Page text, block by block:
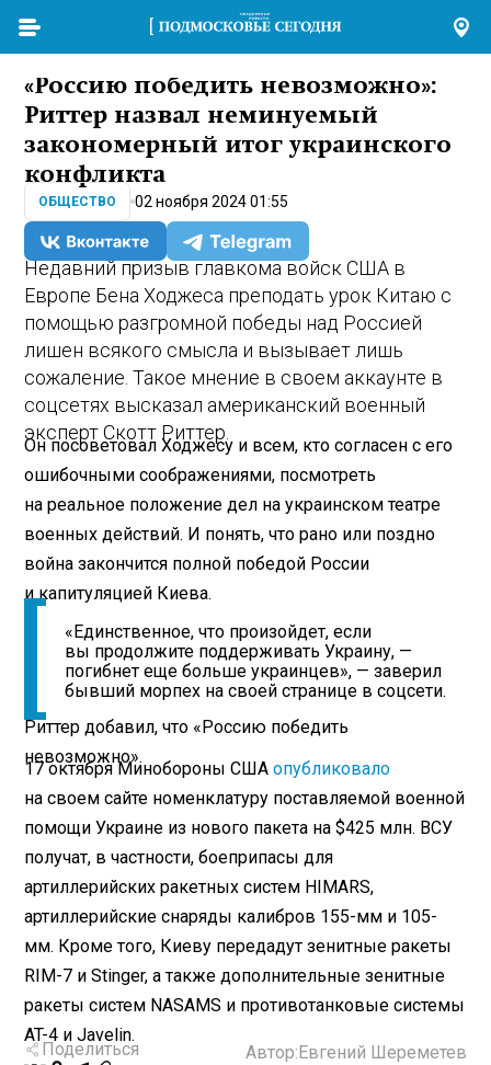
«Россию победить невозможно»:
Риттер назвал неминуемый
закономерный итог украинского
конфликта
ОБЩЕСТВО 02 ноября 2024 01:55
Недавний призыв главкома войск США в
Европе Бена Ходжеса преподать урок Китаю с
помощью разгромной победы над Россией
лишен всякого смысла и вызывает лишь
сожаление. Такое мнение в своем аккаунте в
соцсетях высказал американский военный
эксперт Скотт Риттер.
Он посоветовал Ходжесу и всем, кто согласен с его
ошибочными соображениями, посмотреть
на реальное положение дел на украинском театре
военных действий. И понять, что рано или поздно
война закончится полной победой России
и капитуляцией Киева.
«Единственное, что произойдет, если
вы продолжите поддерживать Украину, —
погибнет еще больше украинцев», — заверил
бывший морпех на своей странице в соцсети.
Риттер добавил, что «Россию победить
невозможно».
17 октября Минобороны СШАопубликовало
на своем сайте номенклатуру поставляемой военной
помощи Украине из нового пакета на $425 млн. ВСУ
получат, в частности, боеприпасы для
артиллерийских ракетных систем HIMARS,
артиллерийские снаряды калибров 155-мм и 105-
мм. Кроме того, Киеву передадут зенитные ракеты
RIM-7 и Stinger, а также дополнительные зенитные
ракеты систем NASAMS и противотанковые системы
AT-4 и Javelin.
Поделиться Автор: Евгений Шереметев